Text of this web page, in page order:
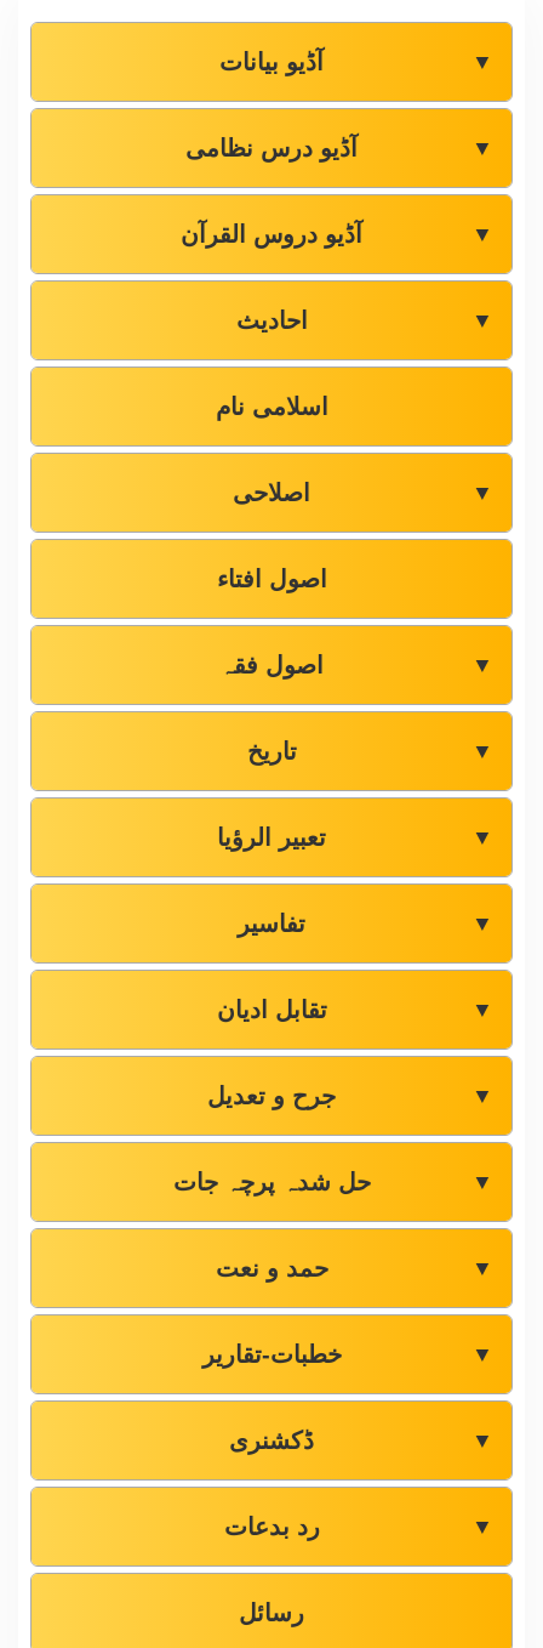
آڈیو بیانات ▼
آڈیو درس نظامی ▼
آڈیو دروس القرآن ▼
احادیث ▼
اسلامی نام
اصلاحی ▼
اصول افتاء
اصول فقہ ▼
تاریخ ▼
تعبیر الرؤیا ▼
تفاسیر ▼
تقابل ادیان ▼
جرح و تعدیل ▼
حل شدہ پرچہ جات ▼
حمد و نعت ▼
خطبات-تقاریر ▼
ڈکشنری ▼
رد بدعات ▼
رسائل